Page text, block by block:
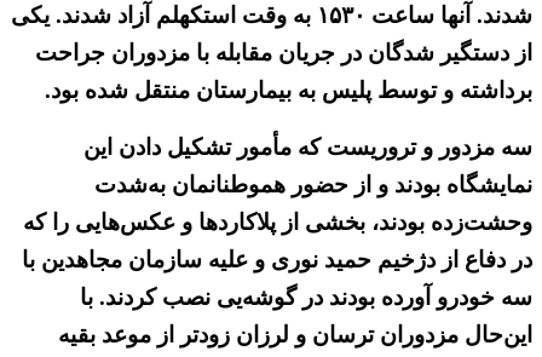
شدند. آنها ساعت ۱۵۳۰ به وقت استکهلم آزاد شدند. یکی
از دستگیر شدگان در جریان مقابله با مزدوران جراحت
برداشته و توسط پلیس به بیمارستان منتقل شده بود.
سه مزدور و تروریست که مأمور تشکیل دادن این
نمایشگاه بودند و از حضور هموطنانمان به‌شدت
وحشت‌زده بودند، بخشی از پلاکاردها و عکس‌هایی را که
در دفاع از دژخیم حمید نوری و علیه سازمان مجاهدین با
سه خودرو آورده بودند در گوشه‌یی نصب کردند. با
این‌حال مزدوران ترسان و لرزان زودتر از موعد بقیه